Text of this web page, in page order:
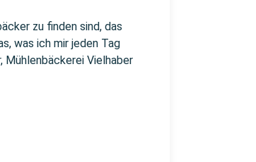
zu finden sind, das
was ich mir jeden Tag
Mühlenbäckerei Vielhaber